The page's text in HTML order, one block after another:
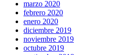
marzo 2020
febrero 2020
enero 2020
diciembre 2019
noviembre 2019
octubre 2019